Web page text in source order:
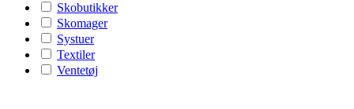
Skobutikker
Skomager
Systuer
Textiler
Ventetøj